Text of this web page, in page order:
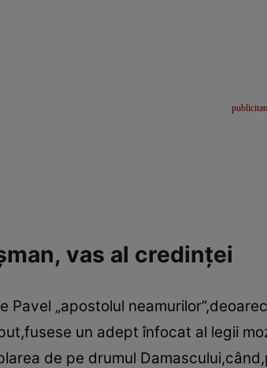
vas al credinţei
Pavel „apostolul
un adept înfocat al legii
de pe drumul